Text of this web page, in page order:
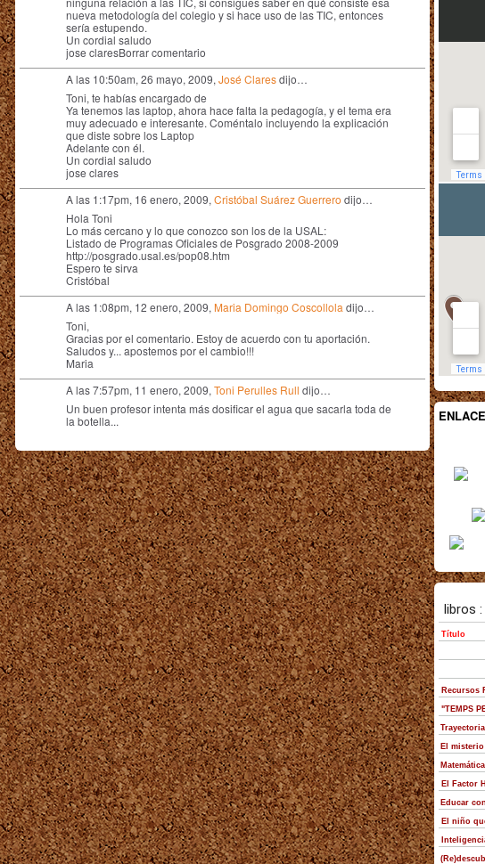
nueva metodología del colegio y si hace uso de las TIC, entonces
sería estupendo.
Un cordial saludo
jose claresBorrar comentario
A las 10:50am, 26 mayo, 2009, José Claresdijo…
Toni, te habías encargado de
Ya tenemos las laptop, ahora hace falta la pedagogía, y el tema era
muy adecuado e interesante. Coméntalo incluyendo la explicación
que diste sobre los Laptop
Adelante con él.
Un cordial saludo
jose clares
A las 1:17pm, 16 enero, 2009, Cristóbal Suárez Guerrero dijo…
Hola Toni
Lo más cercano y lo que conozco son los de la USAL:
Listado de Programas Oficiales de Posgrado 2008-2009
http://posgrado.usal.es/pop08.htm
Espero te sirva
Cristóbal
A las 1:08pm, 12 enero, 2009, Maria Domingo Coscollola dijo…
Toni,
Gracias por el comentario. Estoy de acuerdo con tu aportación.
Saludos y... apostemos por el cambio!!!
Maria
A las 7:57pm, 11 enero, 2009, Toni Perulles Rull dijo…
Un buen profesor intenta más dosificar el agua que sacarla toda de
la botella...